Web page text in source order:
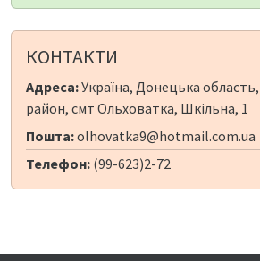
КОНТАКТИ
Адреса:Україна, Донецька
район, смт Ольховатка, Шкільна, 1
Пошта:olhovatka9@hotmail.com.ua
Телефон: (99-623)2-72